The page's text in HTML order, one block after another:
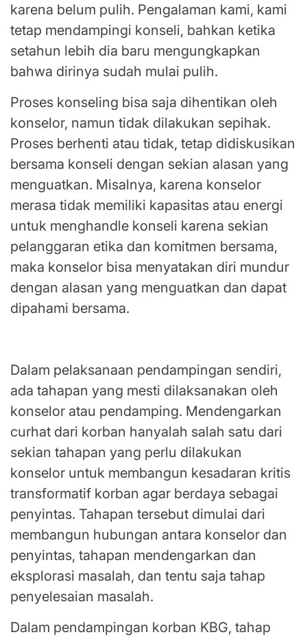
karena belum pulih. Pengalaman kami, kami
tetap mendampingi konseli, bahkan ketika
setahun lebih dia baru mengungkapkan
bahwa dirinya sudah mulai pulih.
Proses konseling bisa saja dihentikan oleh
konselor, namun tidak dilakukan sepihak.
Proses berhenti atau tidak, tetap didiskusikan
bersama konseli dengan sekian alasan yang
menguatkan. Misalnya, karena konselor
merasa tidak memiliki kapasitas atau energi
untuk menghandle konseli karena sekian
pelanggaran etika dan komitmen bersama,
maka konselor bisa menyatakan diri mundur
dengan alasan yang menguatkan dan dapat
dipahami bersama.
Dalam pelaksanaan pendampingan sendiri,
ada tahapan yang mesti dilaksanakan oleh
konselor atau pendamping. Mendengarkan
curhat dari korban hanyalah salah satu dari
sekian tahapan yang perlu dilakukan
konselor untuk membangun kesadaran kritis
transformatif korban agar berdaya sebagai
penyintas. Tahapan tersebut dimulai dari
membangun hubungan antara konselor dan
penyintas, tahapan mendengarkan dan
eksplorasi masalah, dan tentu saja tahap
penyelesaian masalah.
Dalam pendampingan korban KBG, tahap